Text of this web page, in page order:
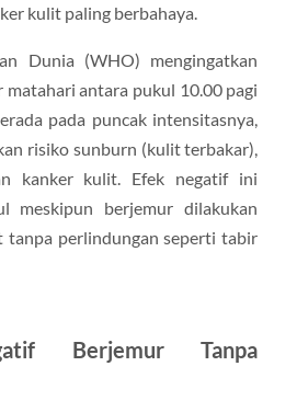
kulit paling berbahaya.
Dunia (WHO) mengingatkan
matahari antara pukul 10.00 pagi
pada puncak intensitasnya,
risiko sunburn (kulit terbakar),
kanker kulit. Efek negatif ini
meskipun berjemur dilakukan
tanpa perlindungan seperti tabir
Berjemur Tanpa